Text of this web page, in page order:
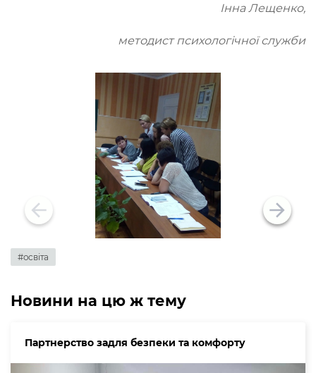
Інна Лещенко,
методист психологічної служби
#освіта
Новини на цю ж тему
Партнерство задля безпеки та комфорту